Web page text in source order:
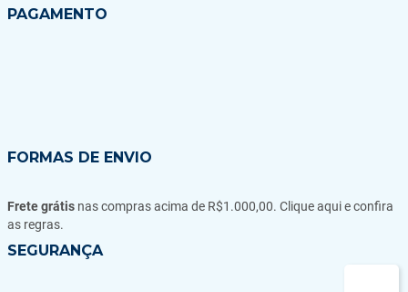
Quem somos
PAGAMENTO
FORMAS DE ENVIO
Frete grátis nas compras acima de R$1.000,00. Clique aqui e confira
as regras.
SEGURANÇA